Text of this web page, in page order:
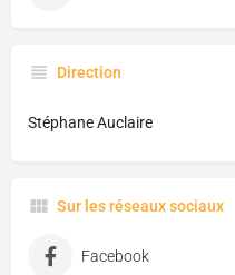
Direction
Stéphane Auclaire
Sur les réseaux sociaux
Facebook